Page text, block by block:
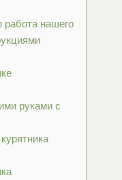
работа нашего
руками с